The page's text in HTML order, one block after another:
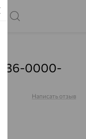
0000-
Написать отзыв